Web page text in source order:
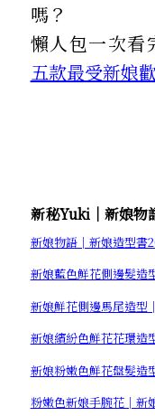
嗎？
懶人包一次看
五款最受新娘
新秘Yuki│新娘物
新娘物語│新娘造型書
新娘藍色鮮花側邊髮
新娘鮮花側邊馬尾造
新娘繽紛色鮮花花環
新娘粉嫩色鮮花盤髮
粉嫩色新娘手腕花│新